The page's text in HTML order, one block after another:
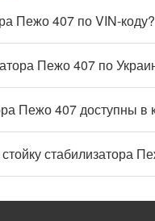
Пежо 407 по VIN-коду?
Пежо 407 по
Пежо 407 доступны в
стабилизатора